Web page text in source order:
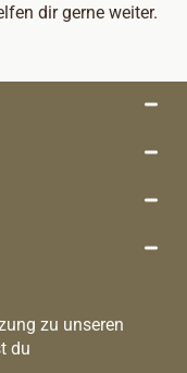
dir gerne weiter.
zu unseren
du